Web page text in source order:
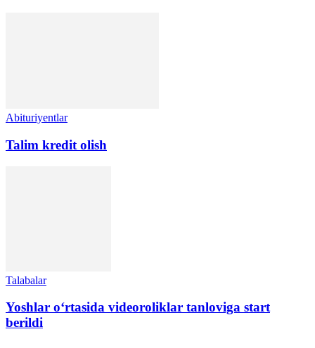
Abituriyentlar
Talim kredit olish
Talabalar
Yoshlar o‘rtasida videoroliklar tanloviga start
berildi